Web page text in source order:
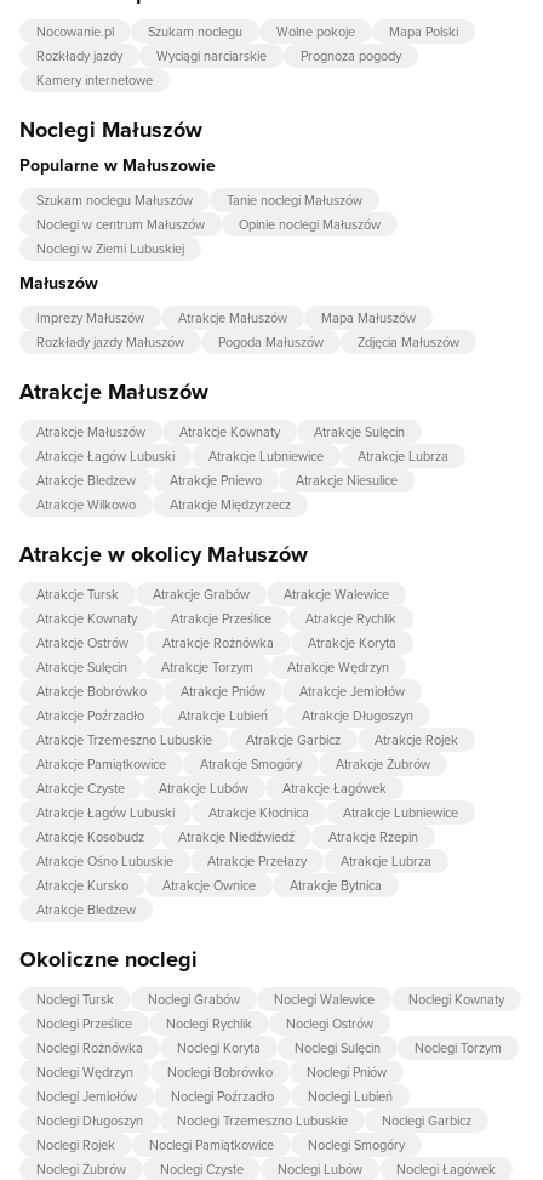
Nocowanie.pl Szukam noclegu Wolne pokoje
Mapa Polski
Rozkłady jazdy
Wyciągi narciarskie
Prognoza pogody
Kamery internetowe
Noclegi Małuszów
Popularne w Małuszowie
Szukam noclegu Małuszów
Tanie noclegi Małuszów
Noclegi w centrum Małuszów
Opinie noclegi Małuszów
Noclegi w Ziemi Lubuskiej
Małuszów
Imprezy Małuszów Atrakcje Małuszów
Mapa Małuszów
Rozkłady jazdy Małuszów
Pogoda Małuszów Zdjęcia Małuszów
Atrakcje Małuszów
Atrakcje Małuszów Atrakcje Kownaty
Atrakcje Sulęcin
Atrakcje Łagów Lubuski
Atrakcje Lubniewice
Atrakcje Lubrza
Atrakcje Bledzew
Atrakcje Pniewo
Atrakcje Niesulice
Atrakcje Wilkowo
Atrakcje Międzyrzecz
Atrakcje w okolicy Małuszów
Atrakcje Tursk Atrakcje Grabów
Atrakcje Walewice
Atrakcje Kownaty
Atrakcje Prześlice
Atrakcje Rychlik
Atrakcje Ostrów
Atrakcje Rożnówka
Atrakcje Koryta
Atrakcje Sulęcin
Atrakcje Torzym
Atrakcje Wędrzyn
Atrakcje Bobrówko
Atrakcje Pniów
Atrakcje Jemiołów
Atrakcje Poźrzadło
Atrakcje Lubień
Atrakcje Długoszyn
Atrakcje Trzemeszno Lubuskie
Atrakcje Garbicz
Atrakcje Rojek
Atrakcje Pamiątkowice
Atrakcje Smogóry
Atrakcje Żubrów
Atrakcje Czyste
Atrakcje Lubów
Atrakcje Łagówek
Atrakcje Łagów Lubuski
Atrakcje Kłodnica
Atrakcje Lubniewice
Atrakcje Kosobudz
Atrakcje Niedźwiedź
Atrakcje Rzepin
Atrakcje Ośno Lubuskie
Atrakcje Przełazy
Atrakcje Lubrza
Atrakcje Kursko
Atrakcje Ownice
Atrakcje Bytnica
Atrakcje Bledzew
Okoliczne noclegi
Noclegi Tursk Noclegi Grabów Noclegi Walewice
Noclegi Kownaty
Noclegi Prześlice
Noclegi Rychlik
Noclegi Ostrów
Noclegi Rożnówka
Noclegi Koryta Noclegi Sulęcin
Noclegi Torzym
Noclegi Wędrzyn
Noclegi Bobrówko
Noclegi Pniów
Noclegi Jemiołów
Noclegi Poźrzadło
Noclegi Lubień
Noclegi Długoszyn
Noclegi Trzemeszno Lubuskie
Noclegi Garbicz
Noclegi Rojek
Noclegi Pamiątkowice
Noclegi Smogóry
Noclegi Żubrów
Noclegi Czyste Noclegi Lubów
Noclegi Łagówek